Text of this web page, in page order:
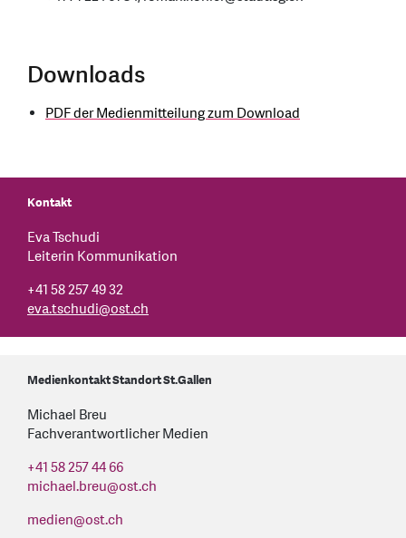
Downloads
PDF der Medienmitteilung zum Download
Kontakt
Eva Tschudi
Leiterin Kommunikation
+41 58 257 49 32
eva.tschudi@ost.ch
Medienkontakt Standort St.Gallen
Michael Breu
Fachverantwortlicher Medien
+41 58 257 44 66
michael.breu@ost.ch
medien@ost.ch